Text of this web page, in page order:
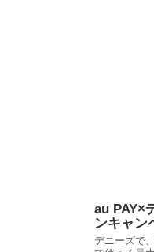
au PAY×
ンキャン
デニーズで